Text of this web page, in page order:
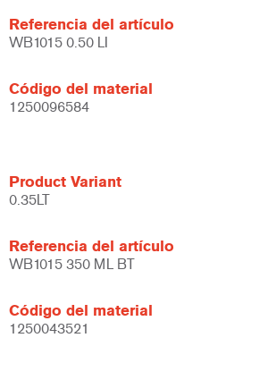
Referencia del artículo
WB1015 0.50 LI
Código del material
1250096584
Product Variant
0.35LT
Referencia del artículo
WB1015 350 ML BT
Código del material
1250043521